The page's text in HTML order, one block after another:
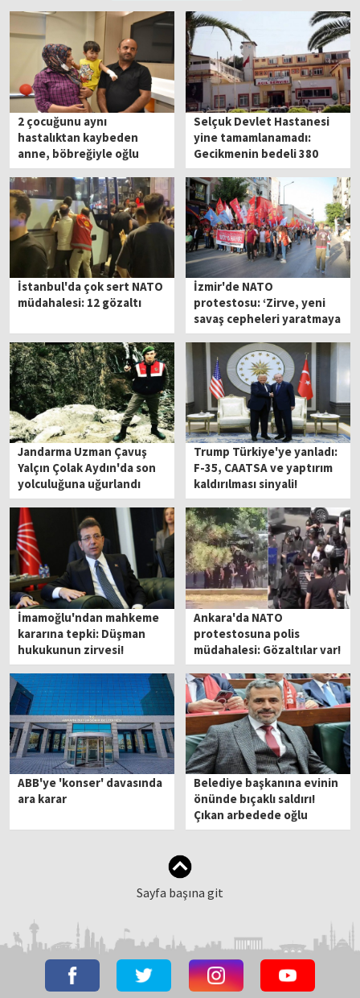
2 çocuğunu aynı
hastalıktan kaybeden
anne, böbreğiyle oğlu
Doruk'a hayat verdi
Selçuk Devlet Hastanesi
yine tamamlanamadı:
Gecikmenin bedeli 380
milyon!
İstanbul'da çok sert NATO
müdahalesi: 12 gözaltı
İzmir'de NATO
protestosu: ‘Zirve, yeni
savaş cepheleri yaratmaya
hazırlanıyor’
Jandarma Uzman Çavuş
Yalçın Çolak Aydın'da son
yolculuğuna uğurlandı
Trump Türkiye'ye yanladı:
F-35, CAATSA ve yaptırım
kaldırılması sinyali!
İmamoğlu'ndan mahkeme
kararına tepki: Düşman
hukukunun zirvesi!
Ankara'da NATO
protestosuna polis
müdahalesi: Gözaltılar var!
ABB'ye 'konser' davasında
ara karar
Belediye başkanına evinin
önünde bıçaklı saldırı!
Çıkan arbedede oğlu
yaralandı
Sayfa başına git